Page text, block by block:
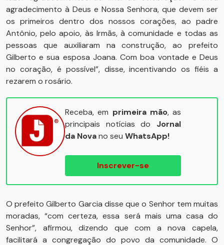
agradecimento à Deus e Nossa Senhora, que devem ser
os primeiros dentro dos nossos corações, ao padre
Antônio, pelo apoio, às Irmãs, à comunidade e todas as
pessoas que auxiliaram na construção, ao prefeito
Gilberto e sua esposa Joana. Com boa vontade e Deus
no coração, é possível”, disse, incentivando os fiéis a
rezarem o rosário.
Receba, em primeira mão, as
principais notícias do Jornal
da Novano seu WhatsApp!
Inscrever-se
O prefeito Gilberto Garcia disse que o Senhor tem muitas
moradas, “com certeza, essa será mais uma casa do
Senhor”, afirmou, dizendo que com a nova capela,
facilitará a congregação do povo da comunidade. O